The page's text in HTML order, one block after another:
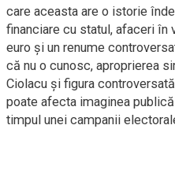
care aceasta are o istorie
financiare cu statul, afaceri în
euro și un renume
că nu o cunosc, aproprierea
Ciolacu și figura
poate afecta imaginea
timpul unei campanii